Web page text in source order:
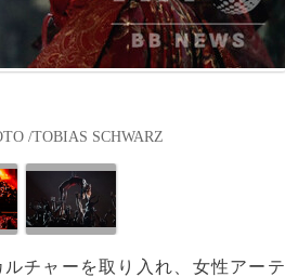
/TOBIAS SCHWARZ
チャーを取り入れ、女性アーテ